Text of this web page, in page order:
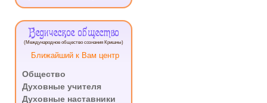
Ведическое общество
(Международное общество сознания Кришны)
Ближайший к Вам центр
Общество
Духовные учителя
Духовные наставники